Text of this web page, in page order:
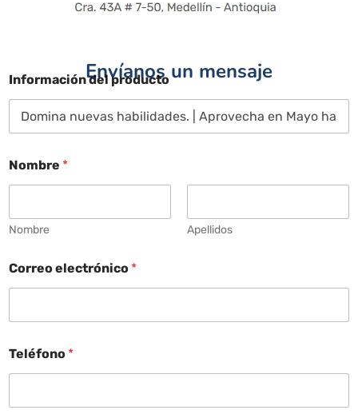
Envíanos un mensaje
Información del producto
Nombre *
Nombre Apellidos
Correo electrónico *
Teléfono *